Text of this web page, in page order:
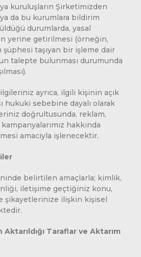
kuruluşların Şirketimizden
da bu kurumlara bildirim
durumlarda, yasal
yerine getirilmesi (örneğin,
şüphesi taşıyan bir işleme dair
talepte bulunması durumunda
ayrıca, ilgili kişinin açık
hukuki sebebine dayalı olarak
doğrultusunda, reklam,
hakkında
amacıyla işlenecektir.
belirtilen amaçlarla; kimlik,
iletişime geçtiğiniz konu,
şikayetlerinize ilişkin kişisel
Taraflar ve Aktarım